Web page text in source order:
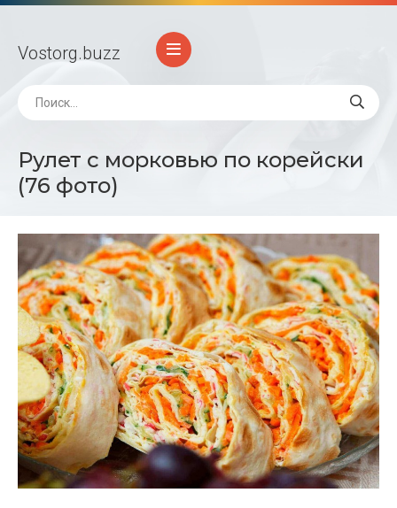
Vostorg.buzz
Рулет с морковью по корейски
(76 фото)